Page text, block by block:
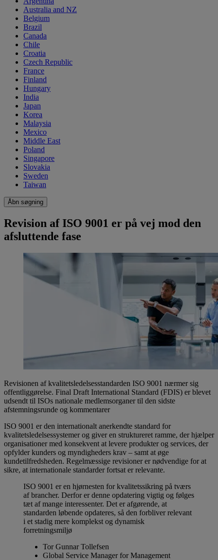
Australia and NZ
Belgium
Brazil
Canada
Chile
Croatia
Czech Republic
France
Finland
Hungary
India
Japan
Korea
Malaysia
Mexico
Middle East
Poland
Singapore
Slovakia
Sweden
Taiwan
Åbn søgning
Revision af ISO 9001 er på vej mod den
afsluttende fase
Revisionen af kvalitetsledelsesstandarden ISO 9001 nærmer sig
offentliggørelse. Final Draft International Standard (FDIS) er blevet
udsendt til ISOs nationale medlemsorganer til den sidste
afstemningsrunde og kommentarer
ISO 9001 er den internationalt anerkendte standard for
kvalitetsledelsessystemer og giver en struktureret ramme, der hjælper
organisationer med konsekvent at levere produkter og services, der
opfylder kunders og myndigheders krav – samt at øge
kundetilfredsheden. Regelmæssige revisioner er nødvendige for at
sikre, at internationale standarder fortsat er relevante.
ISO 9001 er en hjørnesten for kvalitetssikring på tværs
af brancher. Derfor er denne opdatering vigtig og følges
tæt af mange interessenter. Det er afgørende, at
standarden løbende opdateres, så den forbliver relevant
i et stadig mere komplekst og dynamisk
forretningsmiljø
Tor Gunnar Tollefsen
Global Service Manager for Management